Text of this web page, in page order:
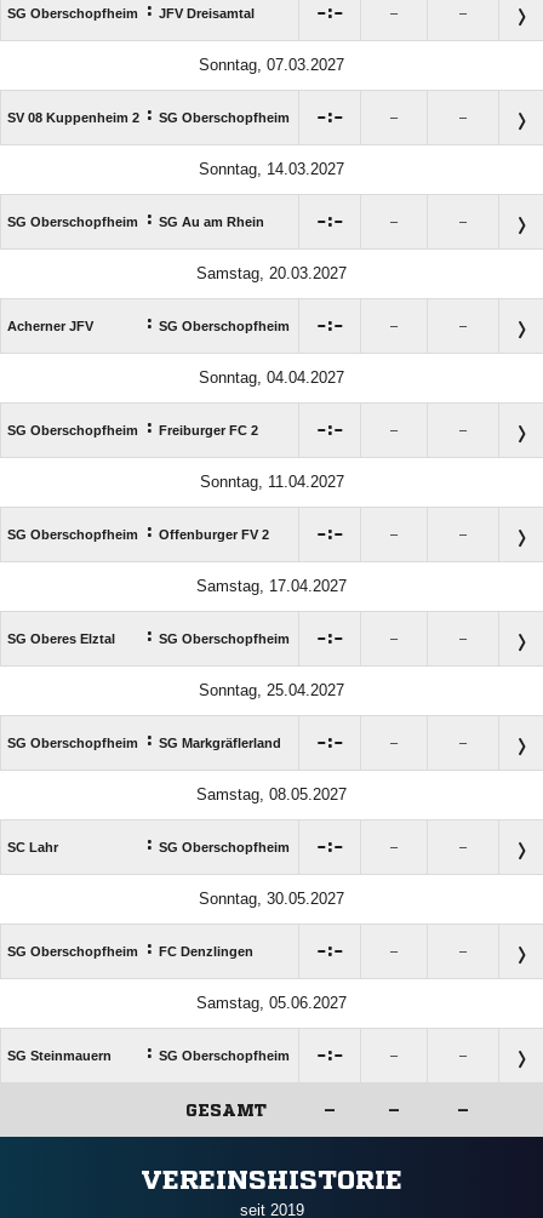
SG Oberschopfheim : JFV Dreisamtal : – –
Sonntag, 07.03.2027
SV 08 Kuppenheim 2 : SG Oberschopfheim : – –
Sonntag, 14.03.2027
SG Oberschopfheim : SG Au am Rhein : – –
Samstag, 20.03.2027
Acherner JFV : SG Oberschopfheim : – –
Sonntag, 04.04.2027
SG Oberschopfheim : Freiburger FC 2 : – –
Sonntag, 11.04.2027
SG Oberschopfheim : Offenburger FV 2 : – –
Samstag, 17.04.2027
SG Oberes Elztal : SG Oberschopfheim : – –
Sonntag, 25.04.2027
SG Oberschopfheim : SG Markgräflerland : – –
Samstag, 08.05.2027
SC Lahr : SG Oberschopfheim : – –
Sonntag, 30.05.2027
SG Oberschopfheim : FC Denzlingen : – –
Samstag, 05.06.2027
SG Steinmauern : SG Oberschopfheim : – –
GESAMT – – –
VEREINSHISTORIE
seit 2019